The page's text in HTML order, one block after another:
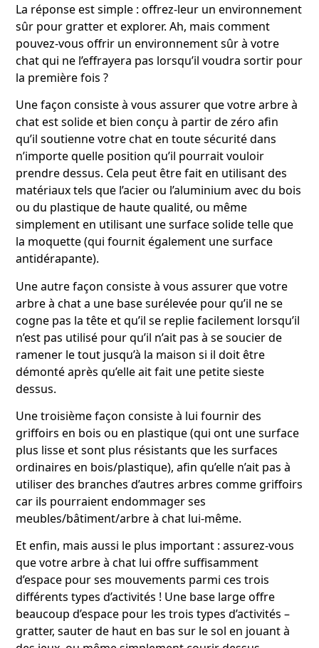
La réponse est simple : offrez-leur un environnement
sûr pour gratter et explorer. Ah, mais comment
pouvez-vous offrir un environnement sûr à votre
chat qui ne l’effrayera pas lorsqu’il voudra sortir pour
la première fois ?
Une façon consiste à vous assurer que votre arbre à
chat est solide et bien conçu à partir de zéro afin
qu’il soutienne votre chat en toute sécurité dans
n’importe quelle position qu’il pourrait vouloir
prendre dessus. Cela peut être fait en utilisant des
matériaux tels que l’acier ou l’aluminium avec du bois
ou du plastique de haute qualité, ou même
simplement en utilisant une surface solide telle que
la moquette (qui fournit également une surface
antidérapante).
Une autre façon consiste à vous assurer que votre
arbre à chat a une base surélevée pour qu’il ne se
cogne pas la tête et qu’il se replie facilement lorsqu’il
n’est pas utilisé pour qu’il n’ait pas à se soucier de
ramener le tout jusqu’à la maison si il doit être
démonté après qu’elle ait fait une petite sieste
dessus.
Une troisième façon consiste à lui fournir des
griffoirs en bois ou en plastique (qui ont une surface
plus lisse et sont plus résistants que les surfaces
ordinaires en bois/plastique), afin qu’elle n’ait pas à
utiliser des branches d’autres arbres comme griffoirs
car ils pourraient endommager ses
meubles/bâtiment/arbre à chat lui-même.
Et enfin, mais aussi le plus important : assurez-vous
que votre arbre à chat lui offre suffisamment
d’espace pour ses mouvements parmi ces trois
différents types d’activités ! Une base large offre
beaucoup d’espace pour les trois types d’activités –
gratter, sauter de haut en bas sur le sol en jouant à